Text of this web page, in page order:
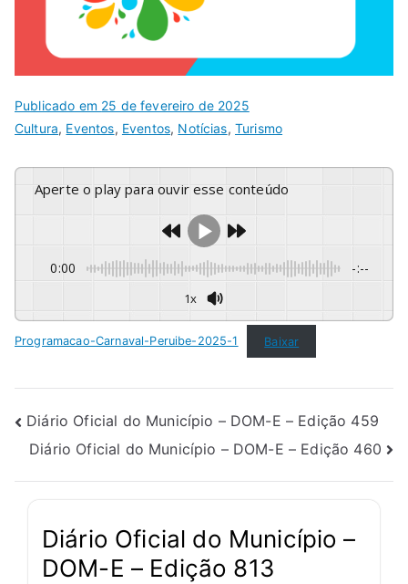
Publicado em 25 de fevereiro de 2025
Cultura, Eventos, Eventos, Notícias, Turismo
Aperte o play para ouvir esse conteúdo
0:00 -:--
1x
Programacao-Carnaval-Peruibe-2025-1 Baixar
Diário Oficial do Município – DOM-E – Edição 459
Diário Oficial do Município – DOM-E – Edição 460
Diário Oficial do Município –
DOM-E – Edição 813